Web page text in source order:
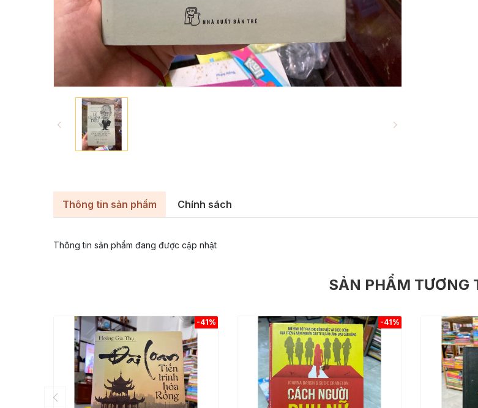
Thông tin sản phẩm Chính sách
Thông tin sản phẩm đang được cập nhật
SẢN PHẨM TƯƠNG
-41% -41%